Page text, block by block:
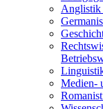
Anglistik
Medien-